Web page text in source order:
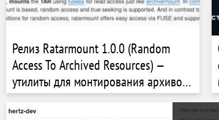
Релиз Ratarmount 1.0.0 (Random
Access To Archived Resources) —
утилиты для монтирования архивов
как файловых систем